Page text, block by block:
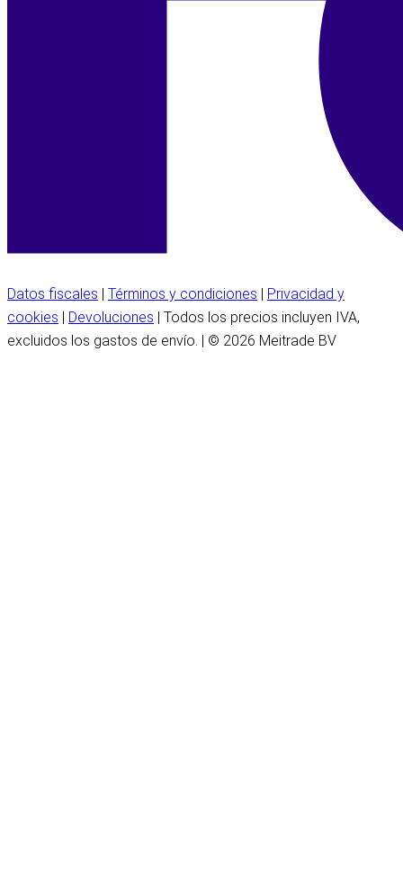
Datos fiscales Términos y condiciones
Privacidad y
cookies
Devoluciones | Todos los precios incluyen IVA,
excluidos los gastos de envío. | © 2026 Meitrade BV